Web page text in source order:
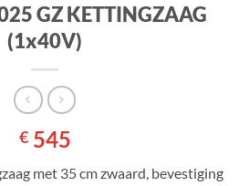
GZ KETTINGZAAG
(1x40V)
€545
met 35 cm zwaard, bevestiging